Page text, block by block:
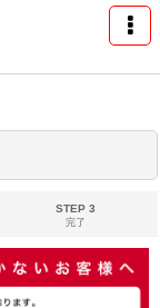
STEP 3
完了